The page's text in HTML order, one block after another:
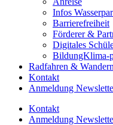
Infos
Barrierefreiheit
Förderer &
Digitales
BildungKlima-
Radfahren & Wandern
Kontakt
Anmeldung
Kontakt
Anmeldung